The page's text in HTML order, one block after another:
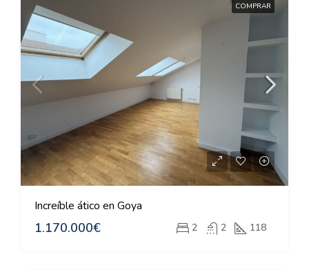
COMPRAR
Increíble ático en Goya
1.170.000€ 2 2 118